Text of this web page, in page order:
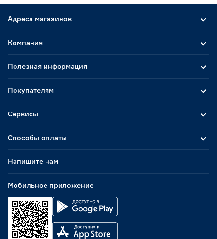
Адреса магазинов
Способы оплаты
Мобильное приложение
Компания
Полезная информация
Покупателям
Сервисы
Напишите нам